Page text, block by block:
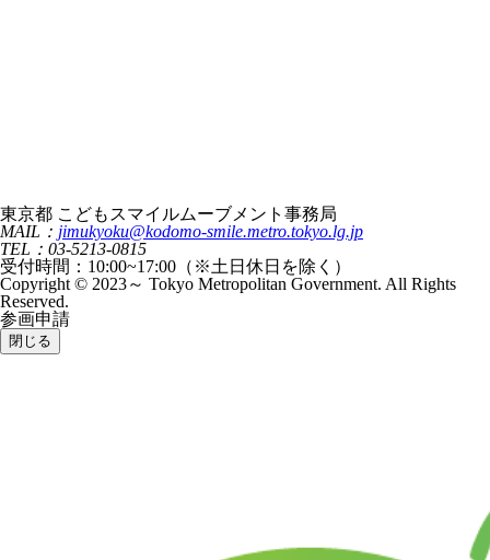
東京都 こどもスマイルムーブメント事務局
MAIL： jimukyoku@kodomo-smile.metro.tokyo.lg.jp
TEL：03-5213-0815
受付時間：10:00~17:00（※土日休日を除く）
Copyright © 2023～ Tokyo Metropolitan Government. All Rights
Reserved.
参画申請
閉じる